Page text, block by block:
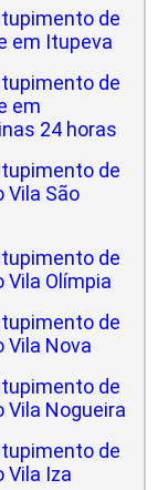
de
em Itupeva
de
em
24 horas
de
Vila São
de
Vila Olímpia
de
Vila Nova
de
Vila Nogueira
de
Vila Iza